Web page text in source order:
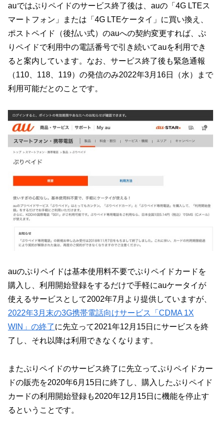
auではぷりペイドのサービス終了後は、auの「4G LTEス
マートフォン」または「4G LTEケータイ」に買い換え、
ポストペイド（後払い式）のauへの契約変更すれば、ぷ
りペイドで利用中の電話番号で引き続いてauを利用でき
ると案内しています。なお、サービス終了後も緊急通報
（110、118、119）の発信のみ2022年3月16日（水）まで
利用可能だとのことです。
auのぷりペイドは基本使用料不要でぷりペイドカードを
購入し、利用開始登録をするだけで手軽にauケータイが
使えるサービスとして2002年7月より提供していますが、
2022年3月末の3G携帯電話向けサービス「CDMA 1X
WIN」の終了に先立って2021年12月15日にサービスを終
了し、それ以降は利用できなくなります。
またぷりペイドのサービス終了に先立ってぷりペイドカー
ドの販売を2020年6月15日に終了し、購入したぷりペイド
カードの利用開始登録も2020年12月15日に機能を停止す
るということです。